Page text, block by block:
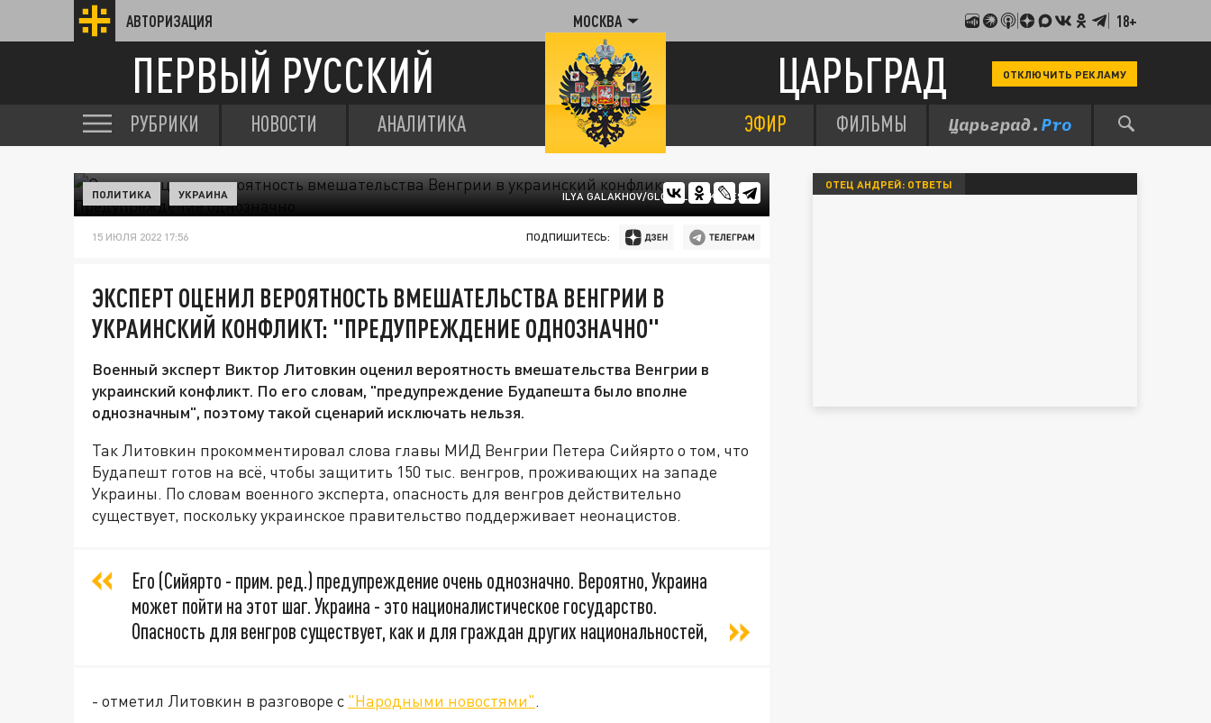
АВТОРИЗАЦИЯ МОСКВА 18+
ПЕРВЫЙ РУССКИЙ ЦАРЬГРАД ОТКЛЮЧИТЬ РЕКЛАМУ
РУБРИКИ НОВОСТИ АНАЛИТИКА ЭФИР ФИЛЬМЫ
ILYA GALAKHOV/GLOBALLOOKPRESS
ПОЛИТИКА УКРАИНА
15 ИЮЛЯ 2022 17:56 ПОДПИШИТЕСЬ:
ЭКСПЕРТ ОЦЕНИЛ ВЕРОЯТНОСТЬ ВМЕШАТЕЛЬСТВА ВЕНГРИИ В
УКРАИНСКИЙ КОНФЛИКТ: "ПРЕДУПРЕЖДЕНИЕ ОДНОЗНАЧНО"
Военный эксперт Виктор Литовкин оценил вероятность вмешательства Венгрии в
украинский конфликт. По его словам, "предупреждение Будапешта было вполне
однозначным", поэтому такой сценарий исключать нельзя.
Так Литовкин прокомментировал слова главы МИД Венгрии Петера Сийярто о том, что
Будапешт готов на всё, чтобы защитить 150 тыс. венгров, проживающих на западе
Украины. По словам военного эксперта, опасность для венгров действительно
существует, поскольку украинское правительство поддерживает неонацистов.
Его (Сийярто - прим. ред.) предупреждение очень однозначно. Вероятно, Украина
может пойти на этот шаг. Украина - это националистическое государство.
Опасность для венгров существует, как и для граждан других национальностей,
- отметил Литовкин в разговоре с "Народными новостями".
ОТЕЦ АНДРЕЙ: ОТВЕТЫ